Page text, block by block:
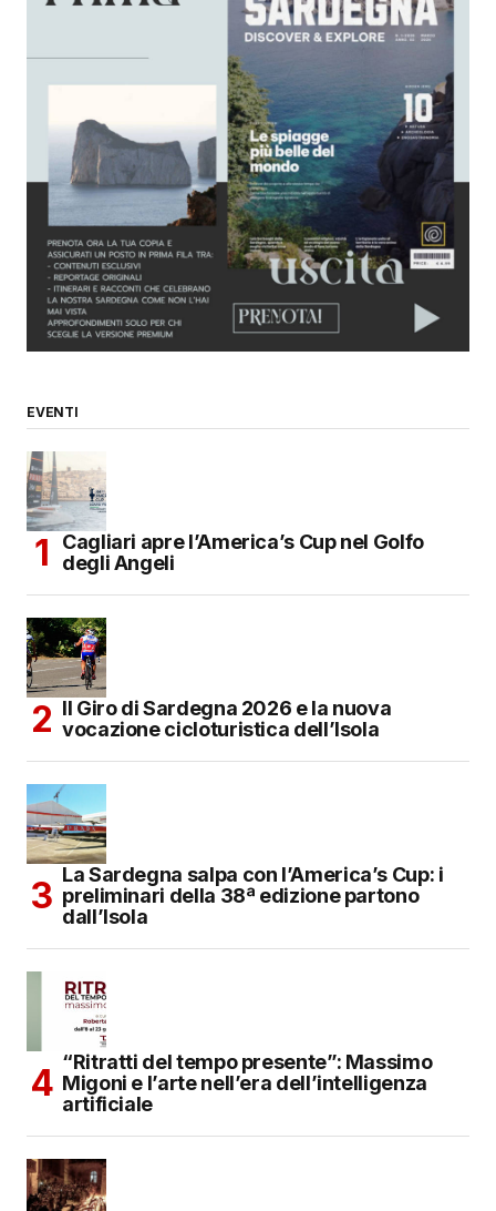
Your Name*
Your E-mail
Salva il mio nome, email e sito web in questo
browser per la prossima volta che commento.
EVENTI
Cagliari apre l’America’s Cup nel Golfo
degli Angeli
Il Giro di Sardegna 2026 e la nuova
vocazione cicloturistica dell’Isola
La Sardegna salpa con l’America’s Cup: i
preliminari della 38ª edizione partono
dall’Isola
“Ritratti del tempo presente”: Massimo
Migoni e l’arte nell’era dell’intelligenza
artificiale